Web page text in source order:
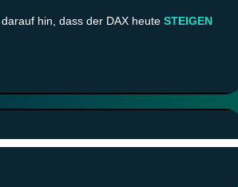
hin, dass der DAX heute STEIGEN